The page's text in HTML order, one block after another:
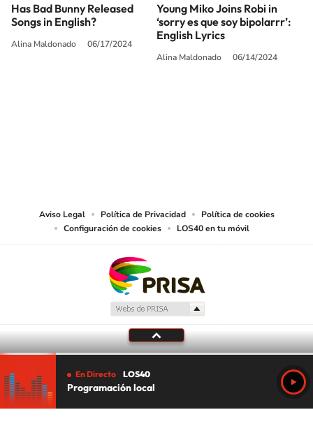
Has Bad Bunny Released
Songs in English?
Alina Maldonado 06/17/2024
Young Miko Joins Robi in
‘sorry es que soy bipolarrr’:
English Lyrics
Alina Maldonado 06/14/2024
Aviso Legal Política de Privacidad
Política de cookies
Configuración de cookies
LOS40 en tu móvil
En Directo LOS40
Programación local